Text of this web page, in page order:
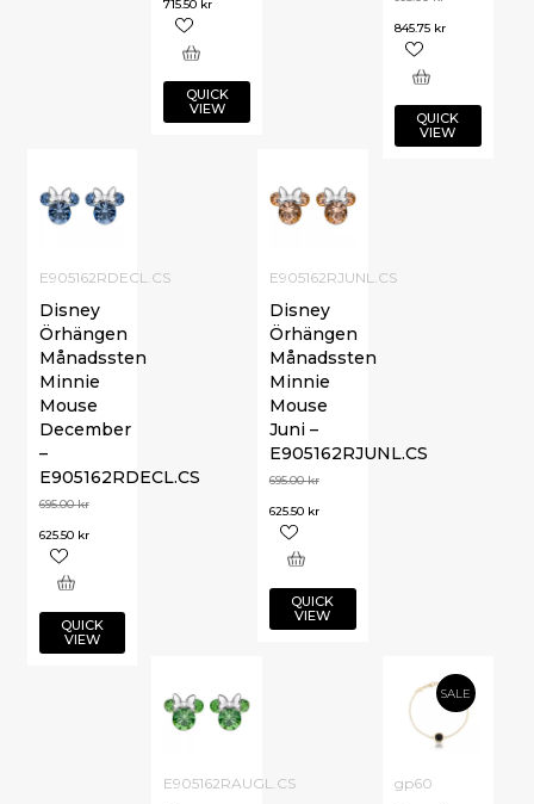
845.75 kr
QUICK
VIEW
715.50 kr
QUICK
VIEW
E905162RJUNL.CS
Disney
Örhängen
Månadssten
Minnie
Mouse
Juni –
E905162RJUNL.CS
695.00kr
625.50 kr
QUICK
VIEW
E905162RDECL.CS
Disney
Örhängen
Månadssten
Minnie
Mouse
December
–
E905162RDECL.CS
695.00kr
625.50 kr
QUICK
VIEW
SALE
gp60
E905162RAUGL.CS